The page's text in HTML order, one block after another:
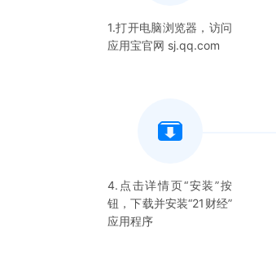
1.打开电脑浏览器，访问
应用宝官网 sj.qq.com
4.点击详情页“安装”按
钮，下载并安装“21财经”
应用程序